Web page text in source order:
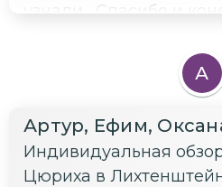
узнали... Спасибо и
А
Артур, Ефим,
Индивидуальная
Цюриха в